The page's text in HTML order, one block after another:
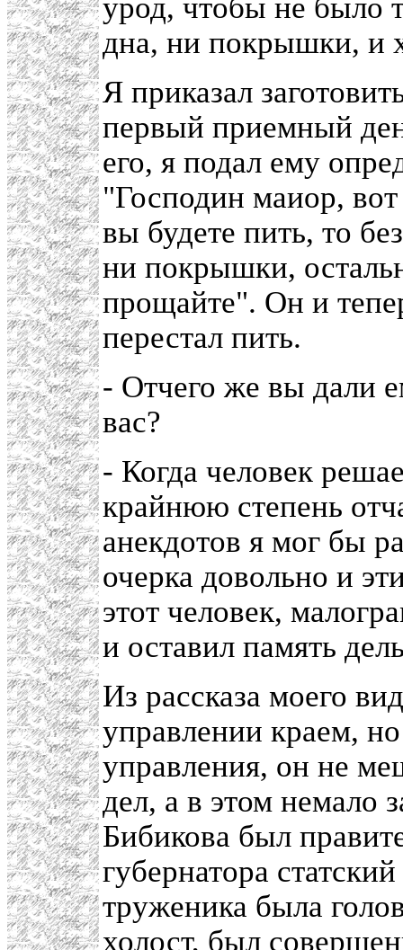
урод, чтобы не было
дна, ни покрышки, и
Я приказал
первый приемный
его, я подал ему
"Господин маиор,
вы будете пить, то
ни покрышки,
прощайте". Он и
перестал пить.
- Отчего же вы дали
вас?
- Когда человек
крайнюю степень
анекдотов я мог бы
очерка довольно и
этот человек,
и оставил память
Из рассказа моего
управлении краем,
управления, он не
дел, а в этом немало
Бибикова был
губернатора
труженика была
холост, был